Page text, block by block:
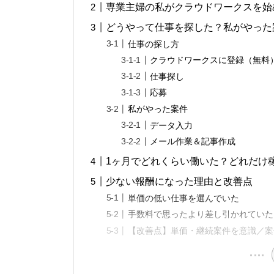
専業主婦の私がクラウドワークスを
どうやって仕事を探した？私がやっ
仕事の探し方
クラウドワークスに登録（無料
仕事探し
応募
私がやった案件
データ入力
メール作業＆記事作成
1ヶ月でどれくらい働いた？どれだけ
少ない報酬になった理由と改善点
単価の低い仕事を選んでいた
手数料で思ったより差し引かれていた
【改善点】単価・継続案件を意識／